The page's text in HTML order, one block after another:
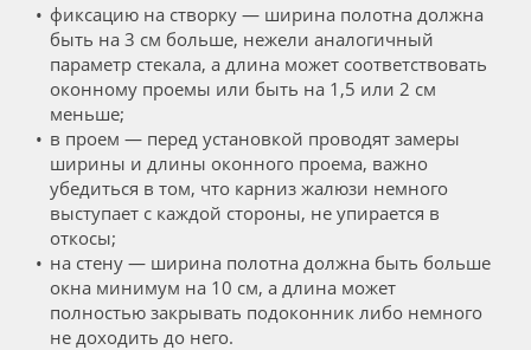
фиксацию на створку — ширина полотна должна
быть на 3 см больше, нежели аналогичный
параметр стекала, а длина может соответствовать
оконному проемы или быть на 1,5 или 2 см
меньше;
в проем — перед установкой проводят замеры
ширины и длины оконного проема, важно
убедиться в том, что карниз жалюзи немного
выступает с каждой стороны, не упирается в
откосы;
на стену — ширина полотна должна быть больше
окна минимум на 10 см, а длина может
полностью закрывать подоконник либо немного
не доходить до него.